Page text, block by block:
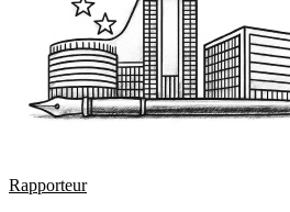
Rapporteur